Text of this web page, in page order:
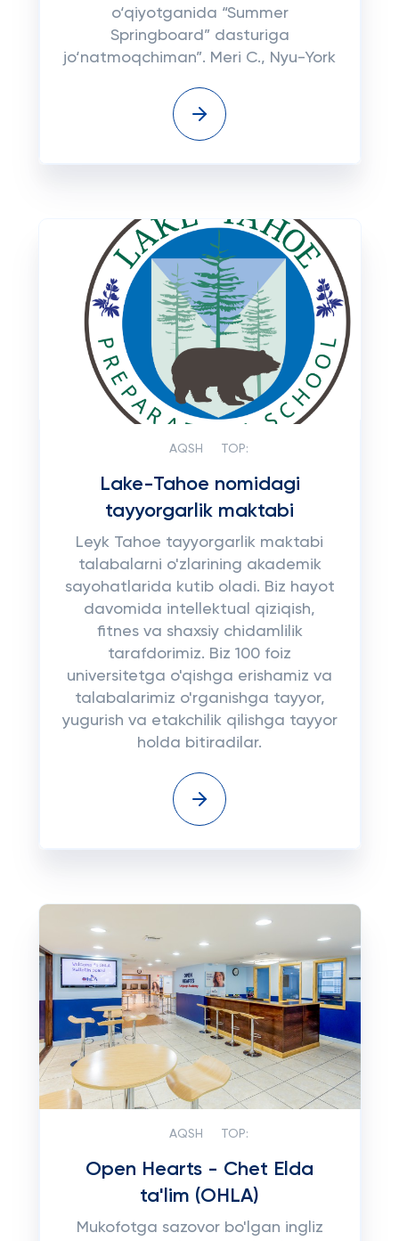
o‘qiyotganida “Summer
Springboard” dasturiga
jo‘natmoqchiman”. Meri C., Nyu-York
AQSH TOP:
Lake-Tahoe nomidagi
tayyorgarlik maktabi
Leyk Tahoe tayyorgarlik maktabi
talabalarni o'zlarining akademik
sayohatlarida kutib oladi. Biz hayot
davomida intellektual qiziqish,
fitnes va shaxsiy chidamlilik
tarafdorimiz. Biz 100 foiz
universitetga o'qishga erishamiz va
talabalarimiz o'rganishga tayyor,
yugurish va etakchilik qilishga tayyor
holda bitiradilar.
AQSH TOP:
Open Hearts - Chet Elda
ta'lim (OHLA)
Mukofotga sazovor bo'lgan ingliz